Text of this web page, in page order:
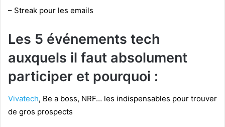
– Streak pour les emails
Les 5 événements tech
auxquels il faut absolument
participer et pourquoi :
Vivatech, Be a boss, NRF… les indispensables pour trouver
de gros prospects